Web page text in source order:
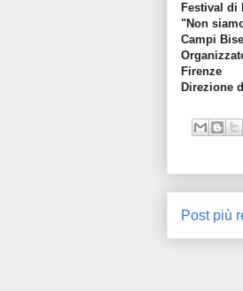
Festival di
"Non
Campi
Firenze
Direzione
Post più